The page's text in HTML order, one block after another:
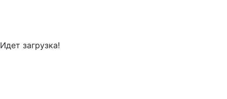
Идет загрузка!